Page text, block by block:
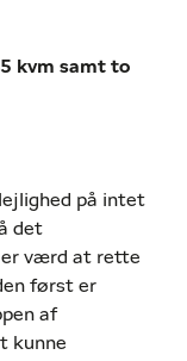
kvm samt to
på intet
det
er værd at rette
først er
af
kunne